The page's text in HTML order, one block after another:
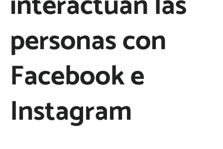
personas con
Facebook e
Instagram